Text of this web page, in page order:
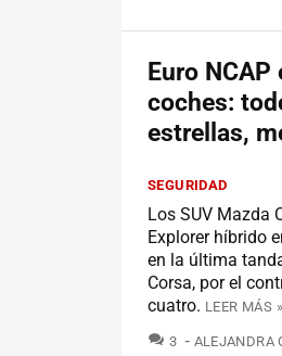
Euro
coches:
estrellas,
SEGURIDAD
Los SUV Mazda
Explorer híbrido
en la última
Corsa, por el
cuatro. LEER MÁS »
3 COMENTARIOS
ALEJANDRA